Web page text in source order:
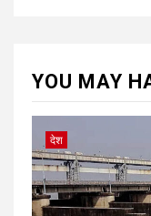
YOU MAY
देश